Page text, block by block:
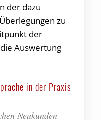
der dazu
zu
der
Auswertung
in der Praxis
Neukunden